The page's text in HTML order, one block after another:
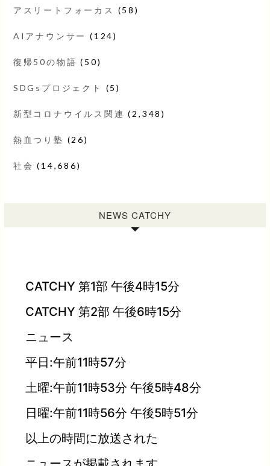
アスリートフォーカス (58)
AIアナウンサー (124)
復帰50の物語 (50)
SDGsプロジェクト (5)
新型コロナウイルス関連 (2,348)
熱血つり塾 (26)
社会 (14,686)
NEWS CATCHY
CATCHY 第1部 午後4時15分
CATCHY 第2部 午後6時15分
ニュース
平日:午前11時57分
土曜:午前11時53分 午後5時48分
日曜:午前11時56分 午後5時51分
以上の時間に放送された